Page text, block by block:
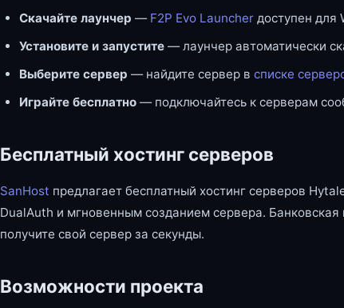
Скачайте лаунчер — F2P Evo Launcher доступен для
Установите и запустите — лаунчер автоматически
Выберите сервер — найдите сервер в списке
Играйте бесплатно — подключайтесь к серверам
Бесплатный хостинг серверов
SanHost предлагает бесплатный хостинг серверов
DualAuth и мгновенным созданием сервера. Банковская
получите свой сервер за секунды.
Возможности проекта